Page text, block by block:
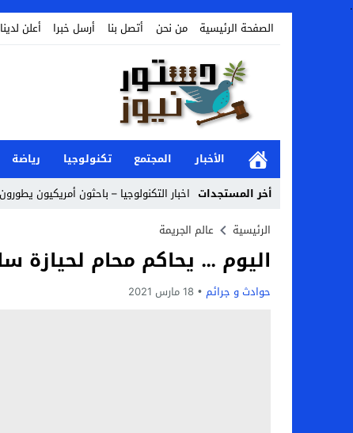
.
الصفحة الرئيسية
من نحن أتصل بنا أرسل خبرا أعلن لدينا
الأخبار المجتمع تكنولوجيا رياضة
أخر المستجدات اخبار التكنولوجيا – باحثون أمريكيون يطورون
Stop
Previous
Next
الرئيسية عالم الجريمة
اليوم … يحاكم محام لحيازة
حوادث و جرائم 18 مارس 2021